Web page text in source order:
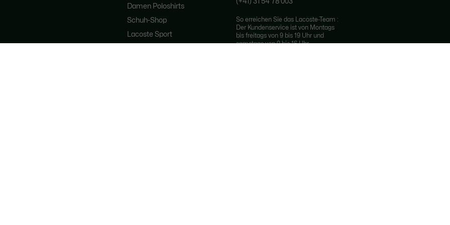
Damen Poloshirts
Schuh-Shop
Lacoste Sport
So erreichen Sie das Lacoste-Team :
Der Kundenservice ist von Montags
bis freitags von 9 bis 19 Uhr und
samstags von 9 bis 16 Uhr